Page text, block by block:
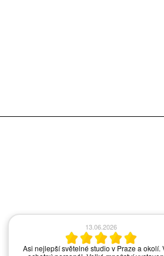
13.06.2026
Asi nejlepší světelné studio v Praze a okolí.